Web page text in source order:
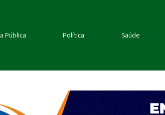
Pública Política Saúde